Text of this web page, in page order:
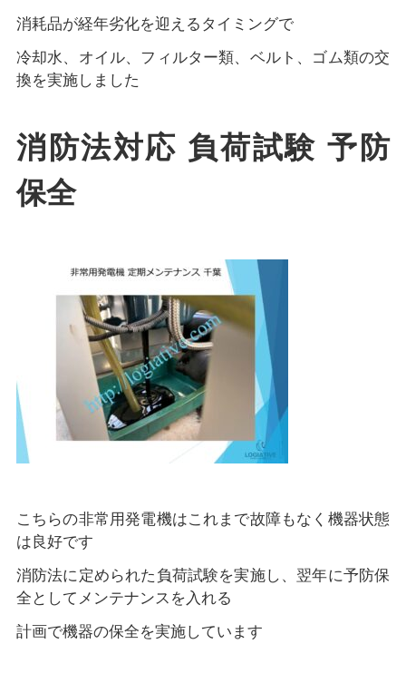
消耗品が経年劣化を迎えるタイミングで
冷却水、オイル、フィルター類、ベルト、ゴム類の交
換を実施しました
消防法対応 負荷試験 予防
保全
こちらの非常用発電機はこれまで故障もなく機器状態
は良好です
消防法に定められた負荷試験を実施し、翌年に予防保
全としてメンテナンスを入れる
計画で機器の保全を実施しています